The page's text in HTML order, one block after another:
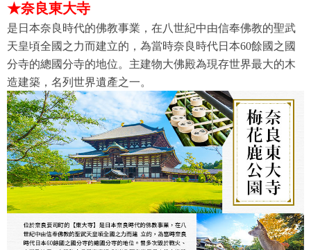
★奈良東大寺
是日本奈良時代的佛教事業，在八世紀中由信奉佛教的聖武
天皇頃全國之力而建立的，為當時奈良時代日本60餘國之國
分寺的總國分寺的地位。主建物大佛殿為現存世界最大的木
造建築，名列世界遺產之一。